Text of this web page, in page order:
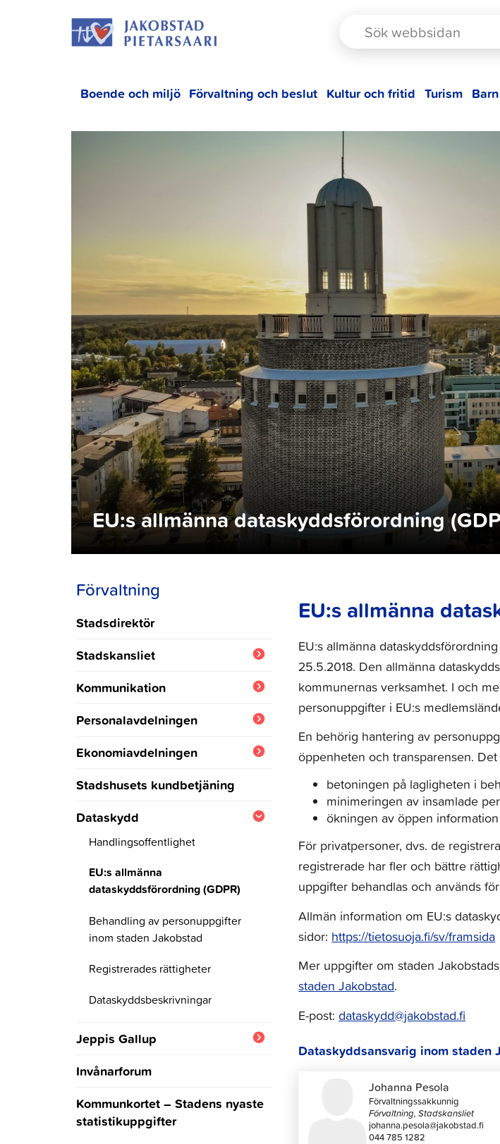
Boende och miljö Förvaltning och beslut Kultur och fritid Turism
EU:s allmänna dataskyddsförordning
Förvaltning
Stadsdirektör
Stadskansliet
Offentlig upphandling
Kommunikation
Suomi.fi-meddelanden
Bilder och broschyrer
Personalavdelningen
Stadens sommarjobb,
sommarjobbssedlar och
sommarpraktiksedlar
Stadens frivilliga
Stöd i vardagen
Snickeriet
Ekonomiavdelningen
Bokslut 2023
Bokslut 2022
Stadshusets kundbetjäning
Dataskydd
Handlingsoffentlighet
EU:s allmänna
dataskyddsförordning (GDPR)
Behandling av personuppgifter
inom staden Jakobstad
Registrerades rättigheter
Dataskyddsbeskrivningar
Jeppis Gallup
Veckans fråga och resultat
Invånarforum
Kommunkortet – Stadens nyaste
statistikuppgifter
EU:s allmänna
EU:s allmänna
25.5.2018. Den allmänna
kommunernas verksamhet. I och
personuppgifter i EU:s
En behörig hantering av
öppenheten och transparensen.
betoningen på lagligheten i
minimeringen av insamlade
ökningen av öppen information
För privatpersoner, dvs. de
registrerade har fler och bättre
uppgifter behandlas och används
Allmän information om EU:s
sidor: https://tietosuoja.fi/sv/framsida
Mer uppgifter om staden
staden Jakobstad.
E-post:dataskydd@jakobstad.fi
Dataskyddsansvarig inom staden
Johanna Pesola
Förvaltningssakkunnig
Förvaltning, Stadskansliet
johanna.pesola@jakobstad.fi
044 785 1282